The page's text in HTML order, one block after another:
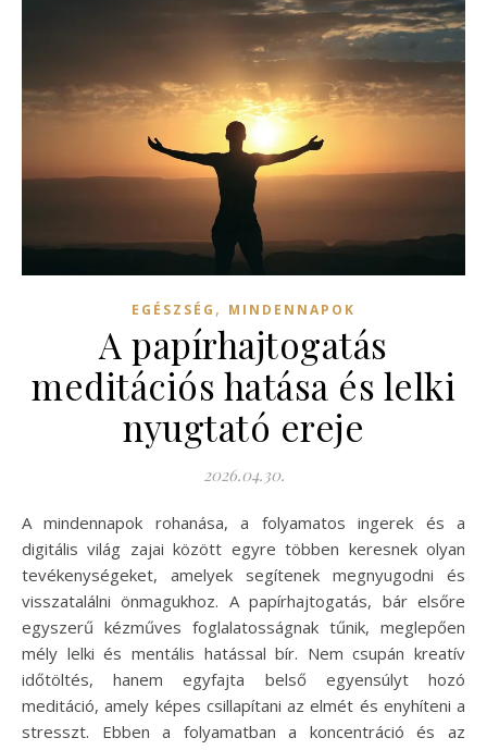
EGÉSZSÉG , MINDENNAPOK
A papírhajtogatás
meditációs hatása és lelki
nyugtató ereje
2026.04.30.
A mindennapok rohanása, a folyamatos ingerek és a
digitális világ zajai között egyre többen keresnek olyan
tevékenységeket, amelyek segítenek megnyugodni és
visszatalálni önmagukhoz. A papírhajtogatás, bár elsőre
egyszerű kézműves foglalatosságnak tűnik, meglepően
mély lelki és mentális hatással bír. Nem csupán kreatív
időtöltés, hanem egyfajta belső egyensúlyt hozó
meditáció, amely képes csillapítani az elmét és enyhíteni a
stresszt. Ebben a folyamatban a koncentráció és az